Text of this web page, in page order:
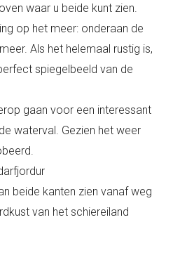
waar u beide kunt zien.
op het meer: onderaan de
Als het helemaal rustig is,
spiegelbeeld van de
gaan voor een interessant
waterval. Gezien het weer
beide kanten zien vanaf weg
van het schiereiland